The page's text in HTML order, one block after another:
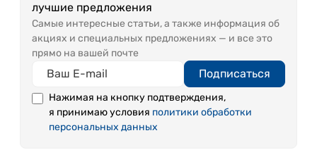
лучшие предложения
Самые интересные статьи, а также информация об
акциях и специальных предложениях — и все это
прямо на вашей почте
Подписаться
Нажимая на кнопку подтверждения,
я принимаю условия политики обработки
персональных данных